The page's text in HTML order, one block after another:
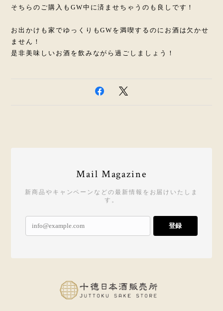
そちらのご購入もGW中に済ませちゃうのも良しです！
お出かけも家でゆっくりもGWを満喫するのにお酒は欠かせ
ません！
是非美味しいお酒を飲みながら過ごしましょう！
Mail Magazine
新商品やキャンペーンなどの最新情報をお届けいたしま
す。
登録